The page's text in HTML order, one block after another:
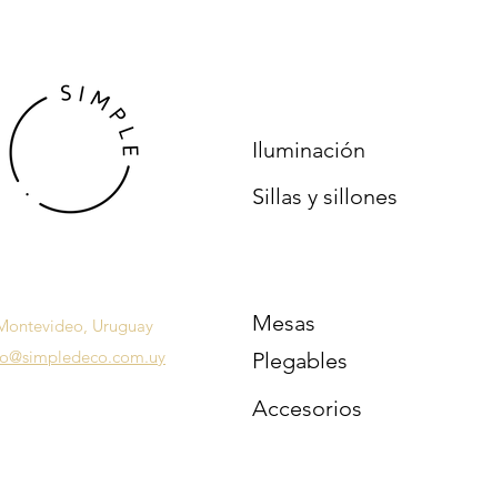
Iluminación
Sillas y sillones
Uruguay
Mesas
Plegables
Accesorios